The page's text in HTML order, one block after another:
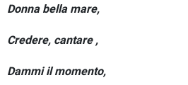
Donna bella mare,
Credere, cantare ,
Dammi il momento,